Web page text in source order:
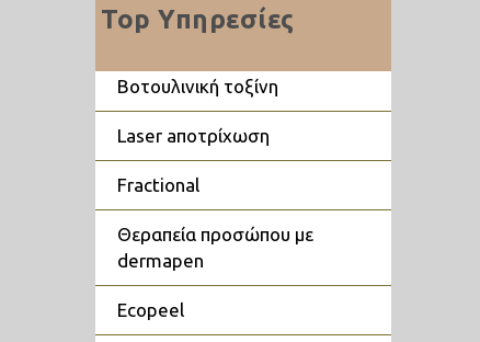
Top Υπηρεσίες
βοτουλινική τοξίνη
laser aποτρίχωση
fractional
θεραπεία προσώπου με
dermapen
ecopeel